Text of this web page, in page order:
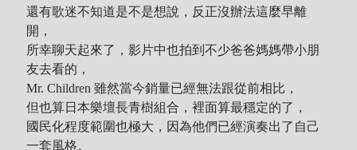
還有歌迷不知道是不是想說，反正沒辦法這麼早離
開，
所幸聊天起來了，影片中也拍到不少爸爸媽媽帶小朋
友去看的，
Mr. Children 雖然當今銷量已經無法跟從前相比，
但也算日本樂壇長青樹組合，裡面算最穩定的了，
國民化程度範圍也極大，因為他們已經演奏出了自己
一套風格。